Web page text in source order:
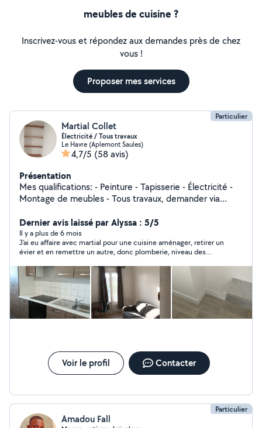
meubles de cuisine ?
Inscrivez-vous et répondez aux demandes près de chez
vous !
Proposer mes services
Particulier
Martial Collet
Électricité / Tous travaux
Le Havre (Aplemont Saules)
4,7/5 (58 avis)
Présentation
Mes qualifications: - Peinture - Tapisserie - Électricité -
Montage de meubles - Tous travaux, demander via
Dernier avis laissé par Alyssa : 5/5
Il y a plus de 6 mois
J’ai eu affaire avec martial pour une cuisine aménager, retirer un
évier et en remettre un autre, donc plomberie, niveau des
nouvelle prise. Martial est à l’écoute et très gentil, soucieux de
satisfaire il a fait beaucoup de travaux chez moi. Merci biensur
je le recontacterai pour les plinthes
Voir le profil Contacter
Particulier
Amadou Fall